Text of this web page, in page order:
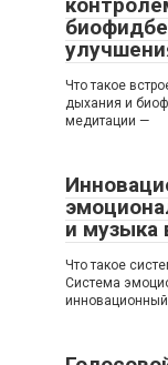
Что такое
дыхания и
медитации —
и музыка
Что такое
Система
инновационный